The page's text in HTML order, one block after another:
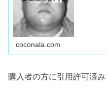
coconala.com
購入者の方に引用許可済み